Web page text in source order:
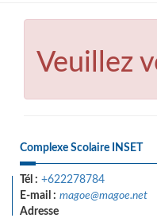
Veuillez
Complexe Scolaire INSET
Tél : +622278784
E-mail : magoe@magoe.net
Adresse